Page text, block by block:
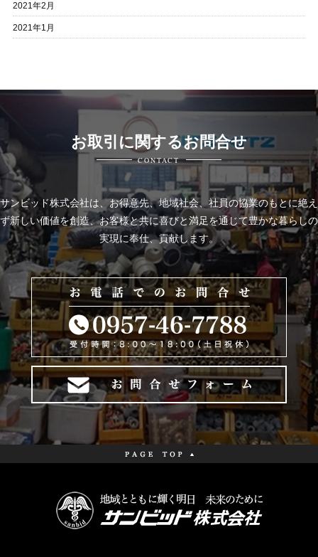
2021年2月
2021年1月
お取引に関するお問合せ
CONTACT
サンビッド株式会社は、お得意先、地域社会、社員の協業のもとに絶え
ず新しい価値を創造、お客様と共に喜びと満足を通じて豊かな暮らしの
実現に奉仕、貢献します。